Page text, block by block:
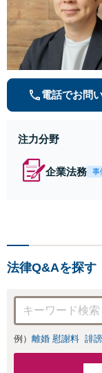
電話でお問
注力分野
企業法務 事
法律Q&Aを探す
例） 離婚 慰謝料 誹